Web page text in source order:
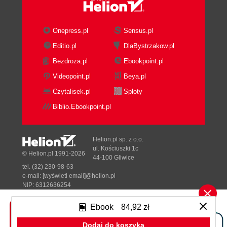
and Other Tips for Getting Feedback
Shut the Hell Up
Dont Give a Guided Tour
Let the User Fail
Go Do This Now!
3. Faster User Research
How You Can Do It Right Now
Stay in the Building
How You Can Do It Right Now
Unmoderated Testing
How You Can Do It Right Now
When to Survey
Loosely Related Rant: Stupid Reasons
for Not Doing Research
Excuse 1: Its a Design Standard
Ebook 84,92 zł
Dodaj do koszyka
Onepress.pl
Sensus.pl
Editio.pl
DlaBystrzakow.pl
Bezdroza.pl
Ebookpoint.pl
Videopoint.pl
Beya.pl
Czytalisek.pl
Sploty
Biblio.Ebookpoint.pl
Tonik.pl
© Helion.pl 1991-2026
Helion.pl sp. z o.o.
ul. Kościuszki 1c
44-100 Gliwice
tel. (32) 230-98-63
e-mail: [wyświetl email]@helion.pl
NIP: 6312636254